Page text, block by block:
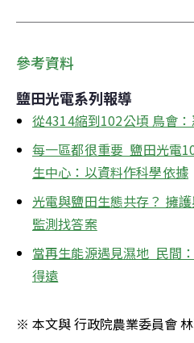
參考資料
鹽田光電系列報導
從4314縮到102公頃 鳥會
每一區都很重要  鹽田光電
生中心：以資料作科學依據
光電與鹽田生態共存？ 擁
監測找答案
當再生能源遇見濕地  民間
得遠
※ 本文與 行政院農業委員會 林